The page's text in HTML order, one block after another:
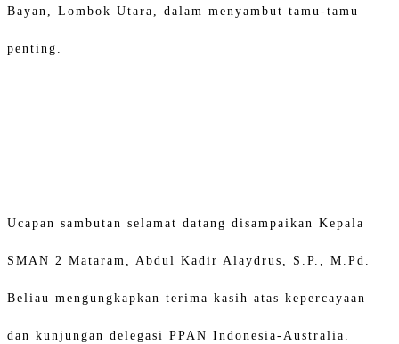
Bayan, Lombok Utara, dalam menyambut tamu-tamu
penting.
Ucapan sambutan selamat datang disampaikan Kepala
SMAN 2 Mataram, Abdul Kadir Alaydrus, S.P., M.Pd.
Beliau mengungkapkan terima kasih atas kepercayaan
dan kunjungan delegasi PPAN Indonesia-Australia.